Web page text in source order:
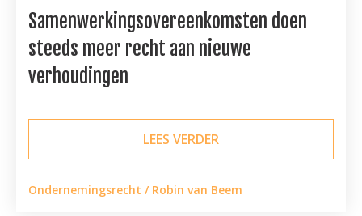
Samenwerkingsovereenkomsten doen
steeds meer recht aan nieuwe
verhoudingen
LEES VERDER
Ondernemingsrecht / Robin van Beem